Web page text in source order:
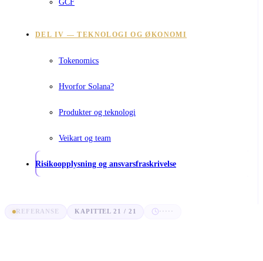
DEL IV — TEKNOLOGI OG ØKONOMI
Tokenomics
Hvorfor Solana?
Produkter og teknologi
Veikart og team
Risikoopplysning og ansvarsfraskrivelse
REFERANSE KAPITTEL 21 / 21 ·····